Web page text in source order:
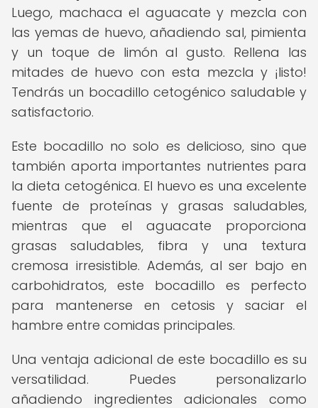
Luego, machaca el aguacate y mezcla con
las yemas de huevo, añadiendo sal, pimienta
y un toque de limón al gusto. Rellena las
mitades de huevo con esta mezcla y ¡listo!
Tendrás un bocadillo cetogénico saludable y
satisfactorio.
Este bocadillo no solo es delicioso, sino que
también aporta importantes nutrientes para
la dieta cetogénica. El huevo es una excelente
fuente de proteínas y grasas saludables,
mientras que el aguacate proporciona
grasas saludables, fibra y una textura
cremosa irresistible. Además, al ser bajo en
carbohidratos, este bocadillo es perfecto
para mantenerse en cetosis y saciar el
hambre entre comidas principales.
Una ventaja adicional de este bocadillo es su
versatilidad. Puedes personalizarlo
añadiendo ingredientes adicionales como